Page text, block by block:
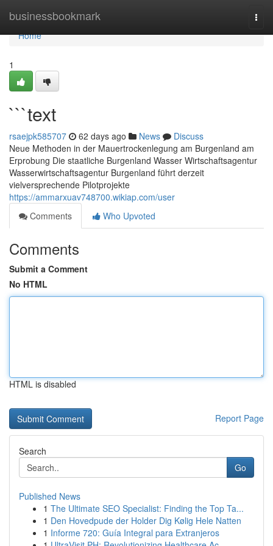
businessbookmark
Home
Home
1
```text
rsaejpk585707 62 days ago News
Discuss
Neue Methoden in der Mauertrockenlegung am Burgenland am
Erprobung Die staatliche Burgenland Wasser Wirtschaftsagentur
Wasserwirtschaftsagentur Burgenland führt derzeit
vielversprechende Pilotprojekte
https://ammarxuav748700.wikiap.com/user
Comments
Who Upvoted
Comments
Submit a Comment
No HTML
HTML is disabled
Report Page
Search
Go
Published News
1 The Ultimate SEO Specialist: Finding the Top Ta...
1 Den Hovedpude der Holder Dig Kølig Hele Natten
1 Informe 720: Guía Integral para Extranjeros